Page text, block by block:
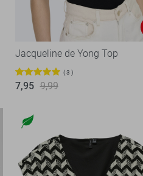
Jacqueline de Yong Top
3
7,95 9,99